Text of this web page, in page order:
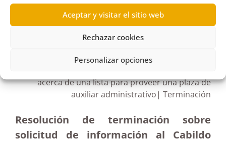
Aceptar y visitar el sitio web
Rechazar cookies
Personalizar opciones
R239/2020
acerca de una lista para proveer una plaza de
auxiliar administrativo| Terminación
Resolución de terminación sobre
solicitud de información al Cabildo